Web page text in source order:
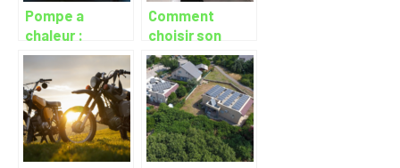
Pompe a
chaleur :
definition et
avantages
Comment
choisir son
systeme de
climatisation ?